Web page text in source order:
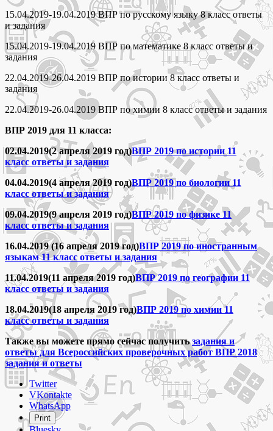
15.04.2019-19.04.2019 ВПР по русскому языку 8 класс ответы
и задания
15.04.2019-19.04.2019 ВПР по математике 8 класс ответы и
задания
22.04.2019-26.04.2019 ВПР по истории 8 класс ответы и
задания
22.04.2019-26.04.2019 ВПР по химии 8 класс ответы и задания
ВПР 2019 для 11 класса:
02.04.2019(2 апреля 2019 год)ВПР 2019 по истории 11
класс ответы и задания
04.04.2019(4 апреля 2019 год)ВПР 2019 по биологии 11
класс ответы и задания
09.04.2019(9 апреля 2019 год)ВПР 2019 по физике 11
класс ответы и задания
16.04.2019 (16 апреля 2019 год)ВПР 2019 по иностранным
языкам 11 класс ответы и задания
11.04.2019(11 апреля 2019 год)ВПР 2019 по географии 11
класс ответы и задания
18.04.2019(18 апреля 2019 год)ВПР 2019 по химии 11
класс ответы и задания
Также вы можете прямо сейчас получитьзадания и
ответы для Всероссийских проверочных работ ВПР 2018
задания и ответы
Share
post
"Всероссийские
проверочные
Twitter
VKontakte
WhatsApp
Print